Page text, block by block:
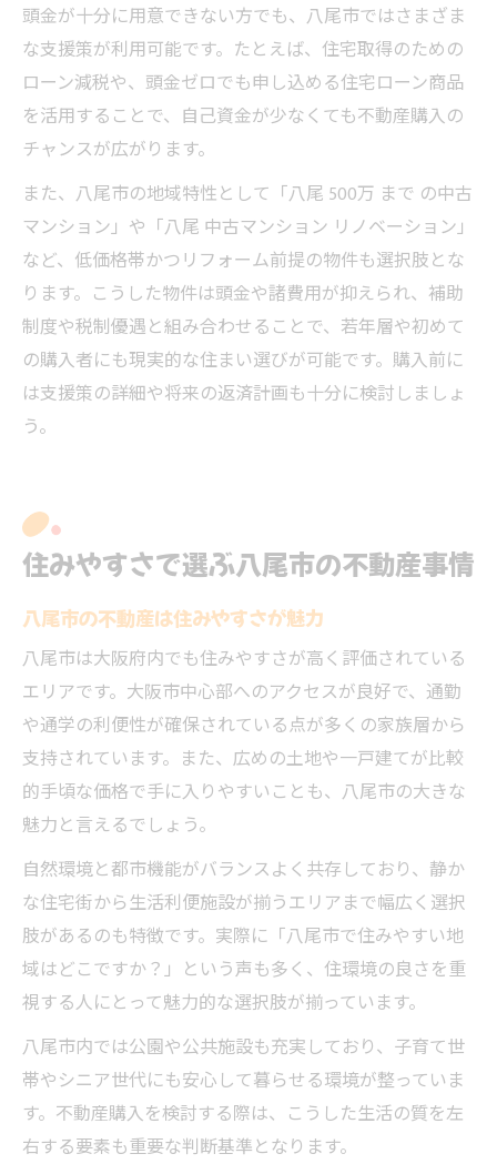
頭金が十分に用意できない方でも、八尾市ではさまざま
な支援策が利用可能です。たとえば、住宅取得のための
ローン減税や、頭金ゼロでも申し込める住宅ローン商品
を活用することで、自己資金が少なくても不動産購入の
チャンスが広がります。
また、八尾市の地域特性として「八尾 500万 まで の中古
マンション」や「八尾 中古マンション リノベーション」
など、低価格帯かつリフォーム前提の物件も選択肢とな
ります。こうした物件は頭金や諸費用が抑えられ、補助
制度や税制優遇と組み合わせることで、若年層や初めて
の購入者にも現実的な住まい選びが可能です。購入前に
は支援策の詳細や将来の返済計画も十分に検討しましょ
う。
住みやすさで選ぶ八尾市の不動産事情
八尾市の不動産は住みやすさが魅力
八尾市は大阪府内でも住みやすさが高く評価されている
エリアです。大阪市中心部へのアクセスが良好で、通勤
や通学の利便性が確保されている点が多くの家族層から
支持されています。また、広めの土地や一戸建てが比較
的手頃な価格で手に入りやすいことも、八尾市の大きな
魅力と言えるでしょう。
自然環境と都市機能がバランスよく共存しており、静か
な住宅街から生活利便施設が揃うエリアまで幅広く選択
肢があるのも特徴です。実際に「八尾市で住みやすい地
域はどこですか？」という声も多く、住環境の良さを重
視する人にとって魅力的な選択肢が揃っています。
八尾市内では公園や公共施設も充実しており、子育て世
帯やシニア世代にも安心して暮らせる環境が整っていま
す。不動産購入を検討する際は、こうした生活の質を左
右する要素も重要な判断基準となります。